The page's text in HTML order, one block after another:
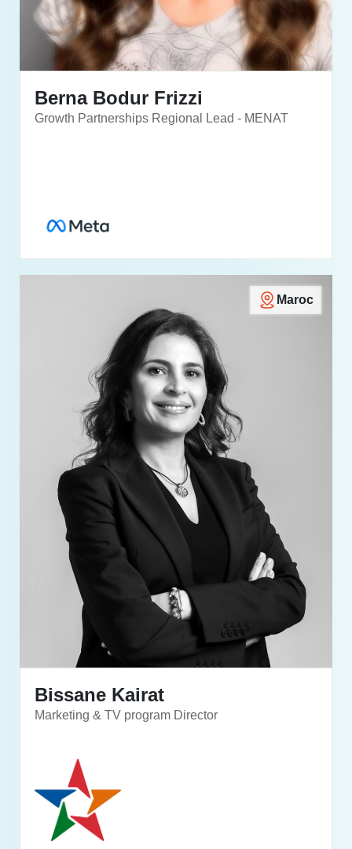
Berna Bodur Frizzi
Growth Partnerships Regional Lead - MENAT
Maroc
Bissane Kairat
Marketing & TV program Director